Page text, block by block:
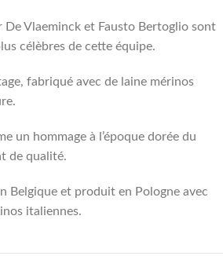
De Vlaeminck et Fausto Bertoglio sont
célèbres de cette équipe.
fabriqué avec de laine mérinos
un hommage à l’époque dorée du
de qualité.
Belgique et produit en Pologne avec
italiennes.